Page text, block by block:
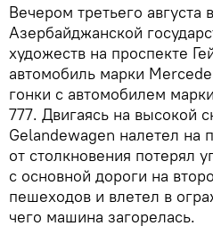
Вечером третьего августа
Азербайджанской
художеств на проспекте
автомобиль марки
гонки с автомобилем
777. Двигаясь на высокой
Gelandewagen налетел на
от столкновения потерял
с основной дороги на
пешеходов и влетел в
чего машина загорелась.